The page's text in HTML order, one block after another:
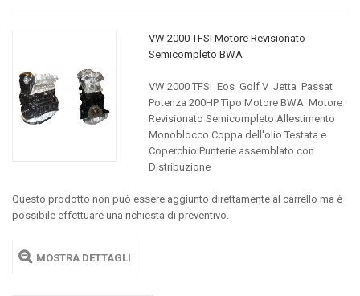
VW 2000 TFSI Motore Revisionato
Semicompleto BWA
VW 2000 TFSi Eos Golf V Jetta Passat
Potenza 200HP Tipo Motore BWA Motore
Revisionato Semicompleto Allestimento
Monoblocco Coppa dell'olio Testata e
Coperchio Punterie assemblato con
Distribuzione
Questo prodotto non può essere aggiunto direttamente al carrello ma è
possibile effettuare una richiesta di preventivo.
MOSTRA DETTAGLI